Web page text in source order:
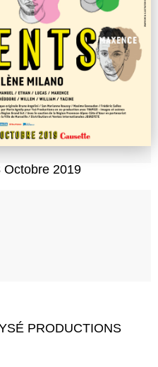
Octobre 2019
PRODUCTIONS